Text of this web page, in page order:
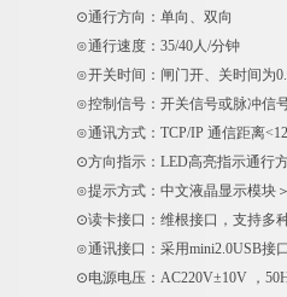
⊙通行方向：单向、双向
⊙通行速度：35/40人/分钟
⊙开关时间：闸门开、关时间为
⊙控制信号：开关信号或脉冲信
⊙通讯方式：TCP/IP 通信距离
⊙方向指示：LED高亮指示通行
⊙提示方式：中文液晶显示模块
⊙读卡接口：维根接口，支持多
⊙通讯接口：采用mini2.0USB接
⊙电源电压：AC220V±10V ，